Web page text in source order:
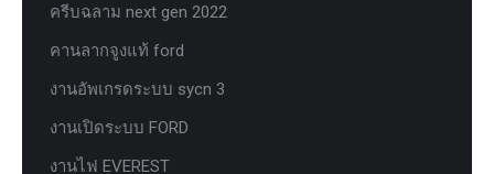
ครีบฉลาม next gen 2022
คานลากจูงแท้ ford
งานอัพเกรดระบบ sycn 3
งานเปิดระบบ FORD
งานไฟ EVEREST